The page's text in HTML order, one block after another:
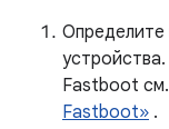
Определите
Fastboot
Fastboot» .